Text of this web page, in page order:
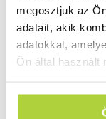
megosztjuk az
adatait, akik
adatokkal,
Ön által használt
csatlakoztatót,
üléshez? Akkor
anyagot
Megint másik
csak egyszer is